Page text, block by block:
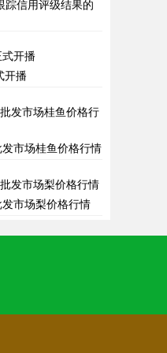
踪信用评级结果的
开播
市场桂鱼价格行情
市场梨价格行情